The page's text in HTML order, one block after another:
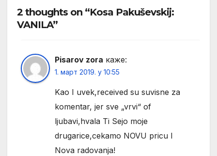
2 thoughts on “Kosa Pakuševskij:
VANILA”
Pisarov zora каже:
1. март 2019. у 10:55
Kao I uvek,received su suvisne za
komentar, jer sve „vrvi“ of
ljubavi,hvala Ti Sejo moje
drugarice,cekamo NOVU pricu I
Nova radovanja!